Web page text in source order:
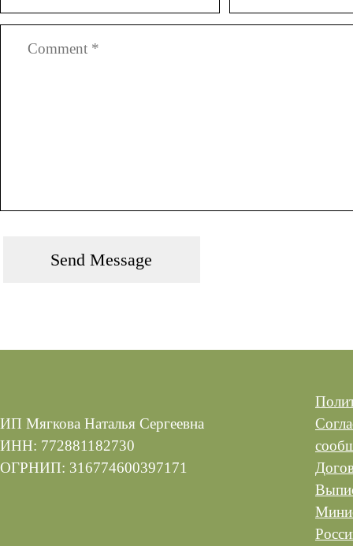
ИП Мягкова Наталья Сергеевна
ИНН: 772881182730
ОГРНИП: 316774600397171